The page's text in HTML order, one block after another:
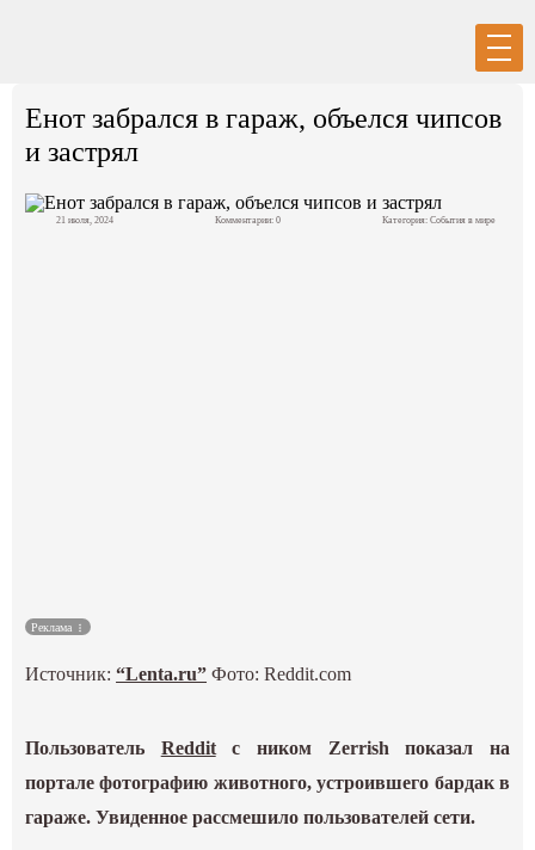
Регистрация
ГИД
Енот забрался в гараж, объелся чипсов
и застрял
21 июля, 2024 Комментарии: 0 Категория: События в мире
Реклама
Источник:“Lenta.ru” Фото:Reddit.com
Пользователь Redditс ником Zerrish показал на
портале фотографию животного, устроившего бардак в
гараже. Увиденное рассмешило пользователей сети.